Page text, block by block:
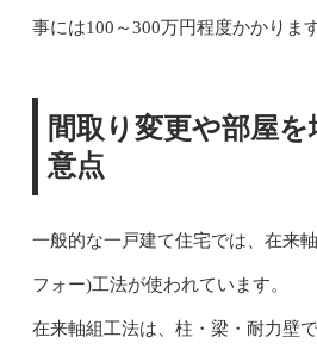
事には100～300万円程度かかります
間取り変更や部屋
意点
一般的な一戸建て住宅では、在来
フォー)工法が使われています。
在来軸組工法は、柱・梁・耐力壁